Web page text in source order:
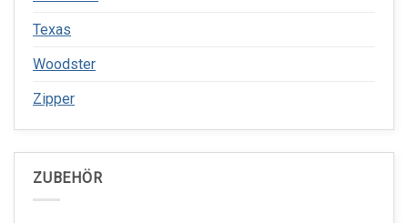
Texas
Woodster
Zipper
ZUBEHÖR